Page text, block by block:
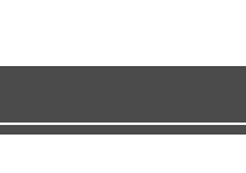
串カツ」を一度たべに寄